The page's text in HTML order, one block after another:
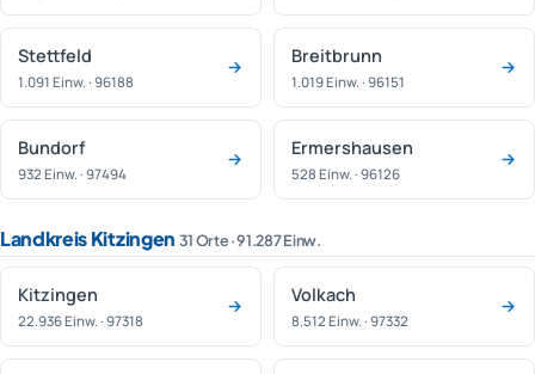
Stettfeld
1.091 Einw. · 96188
Breitbrunn
1.019 Einw. · 96151
Bundorf
932 Einw. · 97494
Ermershausen
528 Einw. · 96126
Landkreis Kitzingen 31 Orte · 91.287 Einw.
Kitzingen
22.936 Einw. · 97318
Volkach
8.512 Einw. · 97332